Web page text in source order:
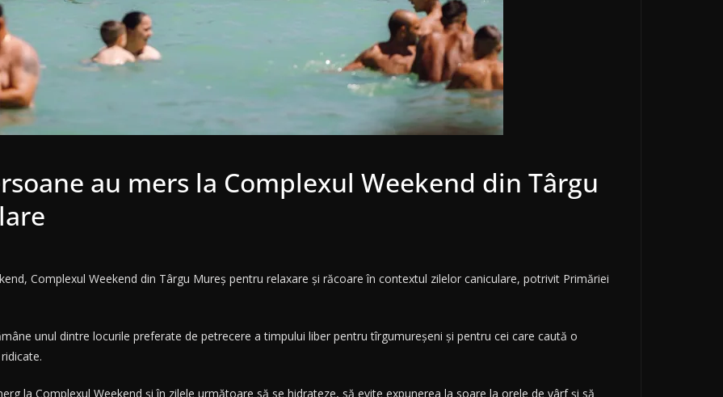
au mers la Complexul Weekend din Târgu
Complexul Weekend din Târgu Mureș pentru relaxare și răcoare în contextul zilelor caniculare, potrivit Primăriei
unul dintre locurile preferate de petrecere a timpului liber pentru tîrgumureșeni și pentru cei care caută o
la Complexul Weekend și în zilele următoare să se hidrateze, să evite expunerea la soare la orele de vârf și să